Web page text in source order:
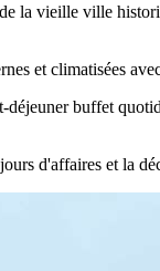
la vieille ville
et climatisées
déjeuner buffet
d'affaires et la